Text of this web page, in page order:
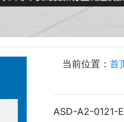
当前位置： 首
ASD-A2-0121-